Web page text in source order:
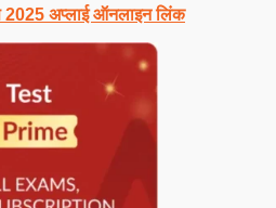
2025 अप्लाई ऑनलाइन लिंक